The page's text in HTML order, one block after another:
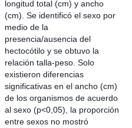
longitud total (cm) y ancho
(cm). Se identificó el sexo por
medio de la
presencia/ausencia del
hectocótilo y se obtuvo la
relación talla-peso. Solo
existieron diferencias
significativas en el ancho (cm)
de los organismos de acuerdo
al sexo (p<0,05), la proporción
entre sexos no mostró